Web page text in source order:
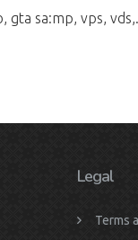
gta sa:mp, vps,
Legal
Terms